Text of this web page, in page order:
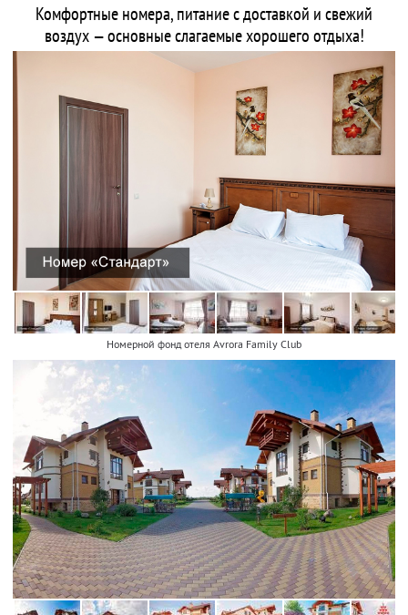
Комфортные номера, питание с доставкой и свежий
воздух — основные слагаемые хорошего отдыха!
Номерной фонд отеля Avrora Family Club